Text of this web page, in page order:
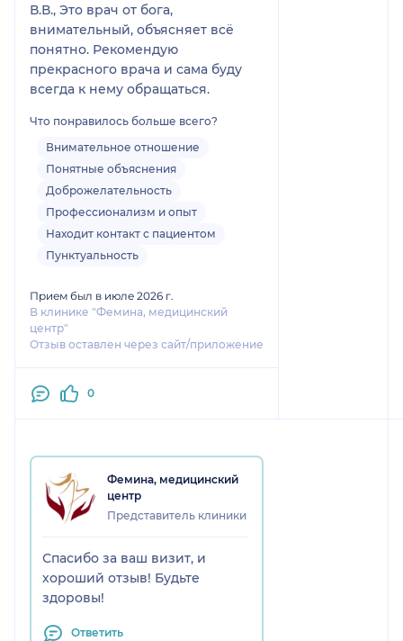
В.В., Это врач от бога,
внимательный, объясняет всё
понятно. Рекомендую
прекрасного врача и сама буду
всегда к нему обращаться.
Что понравилось больше всего?
Внимательное отношение
Понятные объяснения
Доброжелательность
Профессионализм и опыт
Находит контакт с пациентом
Пунктуальность
Прием был в июле 2026 г.
В клинике "Фемина, медицинский
центр"
Отзыв оставлен через сайт/приложение
0
Фемина, медицинский
центр
Представитель клиники
Спасибо за ваш визит, и
хороший отзыв! Будьте
здоровы!
Ответить